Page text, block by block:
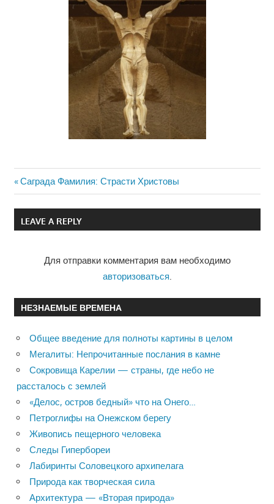
Навигация
по
Previous
Post:
Саграда Фамилия: Страсти Христовы
LEAVE A REPLY
Для отправки комментария вам необходимо
авторизоваться
НЕЗНАЕМЫЕ ВРЕМЕНА
Общее введение для полноты картины в целом
Мегалиты: Непрочитанные послания в камне
Сокровища Карелии — страны, где небо не
рассталось с землей
«Делос, остров бедный» что на Онего…
Петроглифы на Онежском берегу
Живопись пещерного человека
Следы Гипербореи
Лабиринты Соловецкого архипелага
Природа как творческая сила
Архитектура — «Вторая природа»